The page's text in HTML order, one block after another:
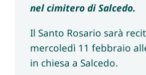
nel cimitero di Salcedo.
Il Santo Rosario sarà
mercoledì 11 febbraio
in chiesa a Salcedo.